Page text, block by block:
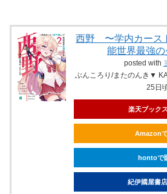
西野 〜学内カース
能世界最強
posted with
ぶんころり/またのんき▼
25日
楽天ブック
Amazon
hontoで
紀伊國屋書